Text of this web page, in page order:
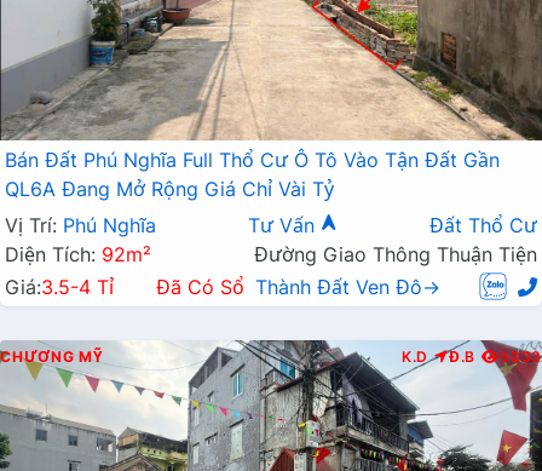
Bán Đất Phú Nghĩa Full Thổ Cư Ô Tô Vào Tận Đất Gần
QL6A Đang Mở Rộng Giá Chỉ Vài Tỷ
Vị Trí: Phú Nghĩa Tư Vấn
Đất Thổ Cư
Diện Tích: 92m²
Đường Giao Thông Thuận Tiện
Giá:3.5-4 Tỉ Đã Có Sổ Thành Đất Ven Đô→
CHƯƠNG MỸ K.D Đ.B 5033